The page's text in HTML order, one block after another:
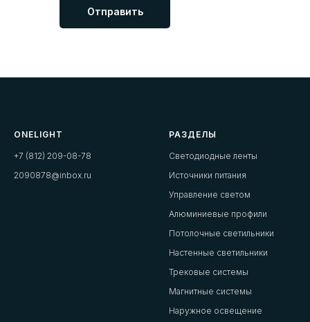
Отправить
ONELIGHT
+7 (812) 209-08-78
2090878@inbox.ru
РАЗДЕЛЫ
Светодиодные ленты
Источники питания
Управление светом
Алюминиевые профили
Потолочные светильники
Настенные светильники
Трековые системы
Магнитные системы
Наружное освещение